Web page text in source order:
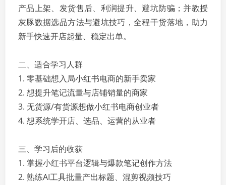
产品上架、发货售后、利润提升、避坑防骗；并教授
灰豚数据选品方法与避坑技巧，全程干货落地，助力
新手快速开店起量、稳定出单。
二、适合学习人群
1. 零基础想入局小红书电商的新手卖家
2. 想提升笔记流量与店铺销量的商家
3. 无货源/有货源想做小红书电商创业者
4. 想系统学开店、选品、运营的从业者
三、学习后的收获
1. 掌握小红书平台逻辑与爆款笔记创作方法
2. 熟练AI工具批量产出标题、混剪视频技巧